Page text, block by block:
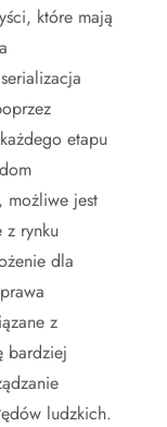
które mają
etapu
możliwe jest
z rynku
dla
z
bardziej
ludzkich.